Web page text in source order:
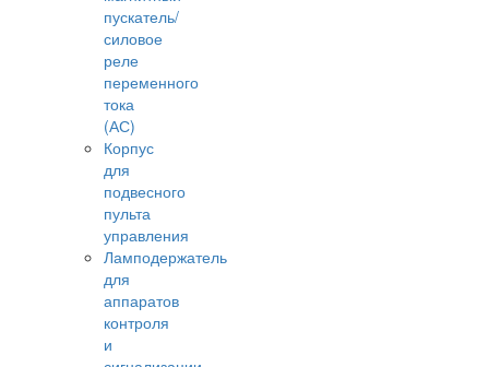
пускатель/
силовое
реле
переменного
тока
(АС)
Корпус
для
подвесного
пульта
управления
Ламподержатель
для
аппаратов
контроля
и